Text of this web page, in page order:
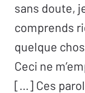
sans doute,
comprends
quelque
Ceci ne
[…] Ces